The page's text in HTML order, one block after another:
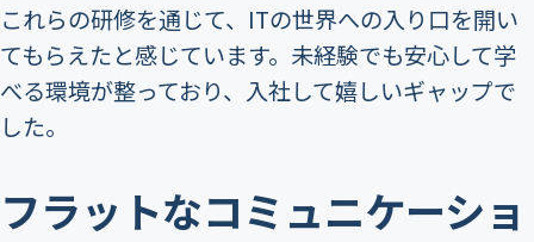
これらの研修を通じて、ITの世界への入り口を開い
てもらえたと感じています。未経験でも安心して学
べる環境が整っており、入社して嬉しいギャップで
した。
フラットなコミュニケーショ